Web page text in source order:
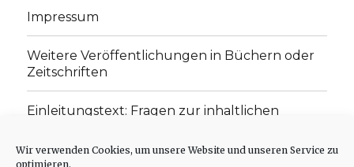
Wir verwenden Cookies, um unsere Website und unseren Service zu
optimieren.
Impressum
Weitere Veröffentlichungen in Büchern oder
Zeitschriften
Einleitungstext: Fragen zur inhaltlichen
„schwachen Glaubens“